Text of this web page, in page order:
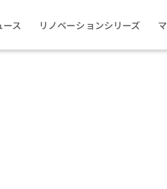
ス リノベーションシリーズ